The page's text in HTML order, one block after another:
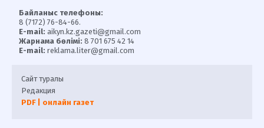
Байланыс телефоны:
8 (7172) 76-84-66.
E-mail: aikyn.kz.gazeti@gmail.com
Жарнама бөлімі: 8 701 675 42 14
E-mail: reklama.liter@gmail.com
Сайт туралы
Редакция
PDF | онлайн газет